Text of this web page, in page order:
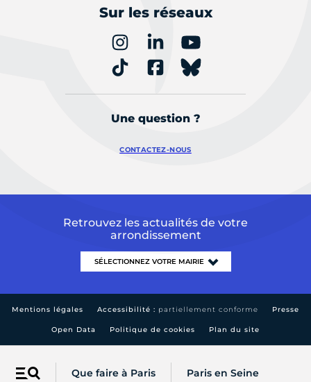
Menu Que faire à Paris Paris en Seine
Sur les réseaux
Une question ?
CONTACTEZ-NOUS
Retrouvez les actualités de votre
arrondissement
Mentions légales Accessibilité : partiellement conforme Presse
Open Data Politique de cookies Plan du site